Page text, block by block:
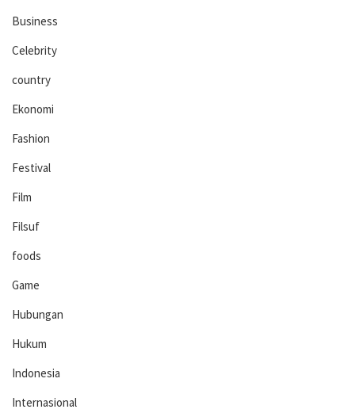
Business
Celebrity
country
Ekonomi
Fashion
Festival
Film
Filsuf
foods
Game
Hubungan
Hukum
Indonesia
Internasional